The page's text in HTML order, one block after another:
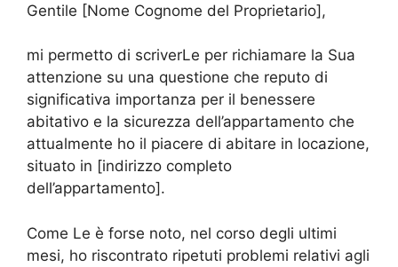
Gentile [Nome Cognome del Proprietario],
mi permetto di scriverLe per richiamare la Sua
attenzione su una questione che reputo di
significativa importanza per il benessere
abitativo e la sicurezza dell’appartamento che
attualmente ho il piacere di abitare in locazione,
situato in [indirizzo completo
dell’appartamento].
Come Le è forse noto, nel corso degli ultimi
mesi, ho riscontrato ripetuti problemi relativi agli